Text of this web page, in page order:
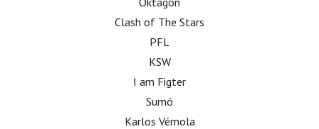
Clash of The Stars
PFL
KSW
I am Figter
Sumó
Karlos Vémola